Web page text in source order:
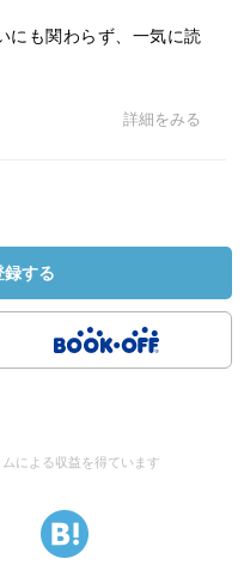
にも関わらず、一気に読
詳細をみる
録する
による収益を得ています